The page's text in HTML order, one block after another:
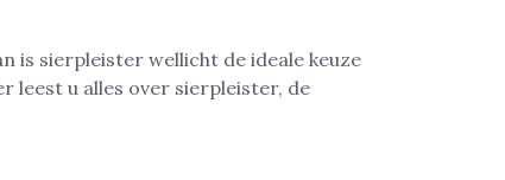
is sierpleister wellicht de ideale keuze
leest u alles over sierpleister, de